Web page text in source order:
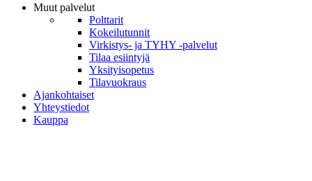
Muut palvelut
Polttarit
Kokeilutunnit
Virkistys- ja TYHY -palvelut
Tilaa esiintyjä
Yksityisopetus
Tilavuokraus
Ajankohtaiset
Yhteystiedot
Kauppa